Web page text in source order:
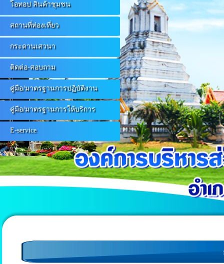
โอทอป สินค้าชุมชน
สถานที่ท่องเที่ยว
กระดานเสวนา
ติดต่อ-สอบถาม
คู่มือ/มาตรฐานการปฏิบัติงาน
คู่มือ/มาตรฐานการให้บริการ
E-service